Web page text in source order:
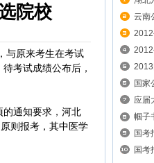
院校
与原来考生在考试
考试成绩公布后，
通知要求，河北
则报考，其中医学
云南
2012
国家
应届
帼子
国考
国考